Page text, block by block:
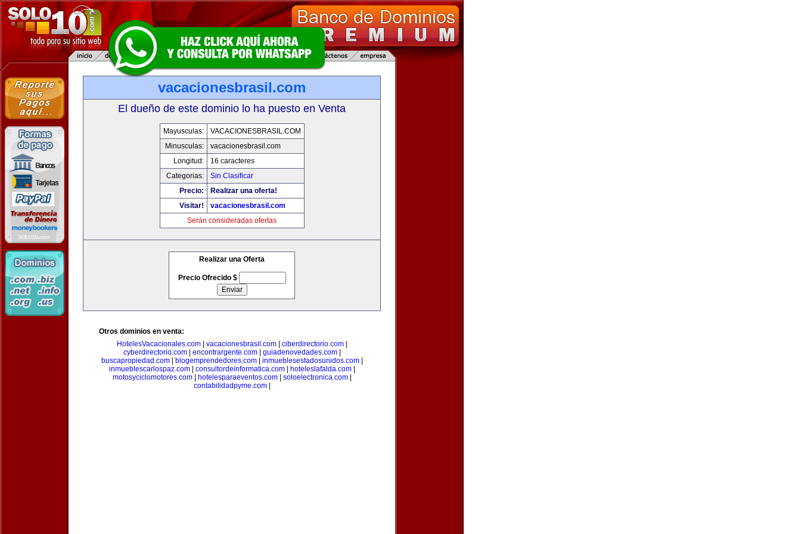
vacacionesbrasil.com
El dueño de este dominio lo ha puesto en Venta
Mayusculas:
VACACIONESBRASIL.COM
Minusculas:
vacacionesbrasil.com
Longitud:
16 caracteres
Categorias:
Sin Clasificar
Precio:
Realizar una oferta!
Visitar!
vacacionesbrasil.com
Serán consideradas ofertas
Realizar una Oferta
Precio Ofrecido $
Otros dominios en venta:
HotelesVacacionales.com| vacacionesbrasil.com| ciberdirectorio.com|
cyberdirectorio.com| encontrargente.com| guiadenovedades.com|
buscapropiedad.com| blogemprendedores.com| inmueblesestadosunidos.com|
inmueblescarlospaz.com| consultordeinformatica.com| hoteleslafalda.com|
motosyciclomotores.com| hotelesparaeventos.com| soloelectronica.com|
contabilidadpyme.com|